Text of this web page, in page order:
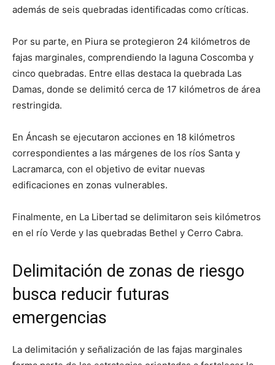
además de seis quebradas identificadas como críticas.
Por su parte, en Piura se protegieron 24 kilómetros de
fajas marginales, comprendiendo la laguna Coscomba y
cinco quebradas. Entre ellas destaca la quebrada Las
Damas, donde se delimitó cerca de 17 kilómetros de área
restringida.
En Áncash se ejecutaron acciones en 18 kilómetros
correspondientes a las márgenes de los ríos Santa y
Lacramarca, con el objetivo de evitar nuevas
edificaciones en zonas vulnerables.
Finalmente, en La Libertad se delimitaron seis kilómetros
en el río Verde y las quebradas Bethel y Cerro Cabra.
Delimitación de zonas de riesgo
busca reducir futuras
emergencias
La delimitación y señalización de las fajas marginales